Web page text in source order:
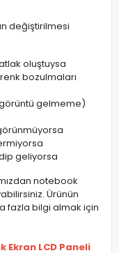
değiştirilmesi
oluştuysa
bozulmaları
gelmeme)
geliyorsa
notebook
Ürünün
fazla bilgi almak için
Ekran LCD Paneli